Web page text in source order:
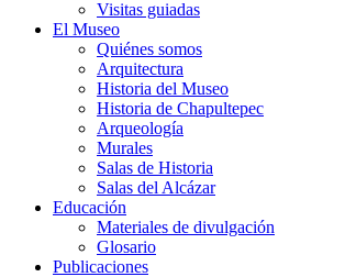
Visitas guiadas
El Museo
Quiénes somos
Arquitectura
Historia del Museo
Historia de Chapultepec
Arqueología
Murales
Salas de Historia
Salas del Alcázar
Educación
Materiales de divulgación
Glosario
Publicaciones